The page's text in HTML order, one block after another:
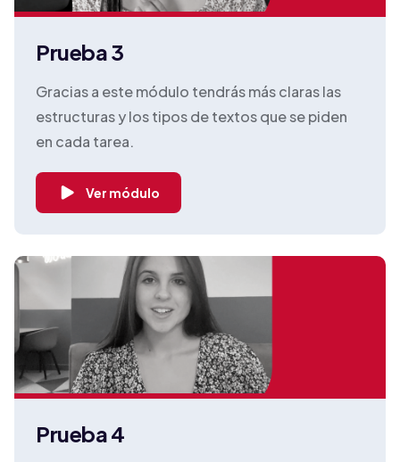
Prueba 3
Gracias a este módulo tendrás más claras las
estructuras y los tipos de textos que se piden
en cada tarea.
Ver módulo
Prueba 4